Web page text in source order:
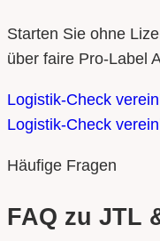
Starten Sie ohne
über faire Pro-Label
Logistik-Check
Logistik-Check
Häufige Fragen
FAQ zu JTL